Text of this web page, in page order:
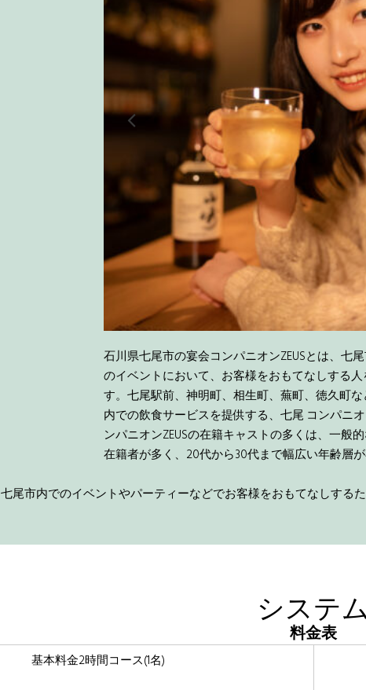
石川県七尾市の宴会コンパニオンZEUSとは、七
のイベントにおいて、お客様をおもてなしする
す。七尾駅前、神明町、相生町、蕪町、徳久町
内での飲食サービスを提供する、七尾 コンパニ
ンパニオンZEUSの在籍キャストの多くは、一般
在籍者が多く、20代から30代まで幅広い年齢層が
七尾市内でのイベントやパーティーなどでお客様をおもてなしする
システ
料金表
基本料金2時間コース(1名)